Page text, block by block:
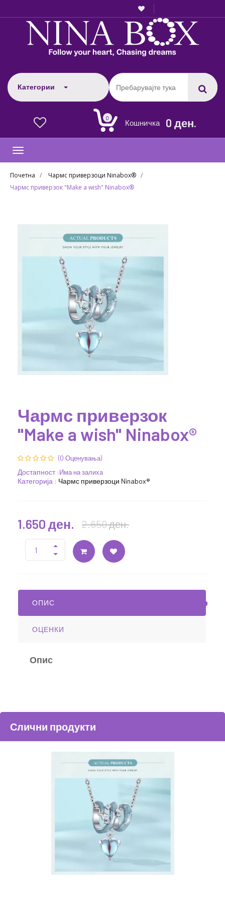
Категории
0
0
Кошничка 0 ден.
Toggle
Почетна
Чармс приверзоци Ninabox®
Чармс приверзок "Make a wish" Ninabox®
Чармс приверзок
"Make a wish" Ninabox®
(0 Оценувања)
Достапност :Има на залиха
Категорија : Чармс приверзоци Ninabox®
1.650 ден. 2.650 ден.
ОПИС
ОЦЕНКИ
Опис
Слични продукти